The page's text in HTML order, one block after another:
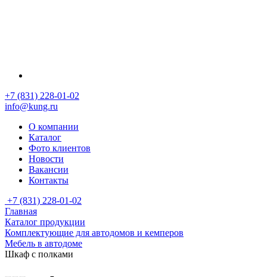
+7 (831) 228-01-02
info@kung.ru
О компании
Каталог
Фото клиентов
Новости
Вакансии
Контакты
+7 (831) 228-01-02
Главная
Каталог продукции
Комплектующие для автодомов и кемперов
Мебель в автодоме
Шкаф с полками